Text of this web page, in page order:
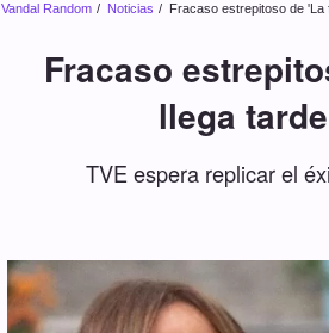
Vandal Random Noticias Fracaso estrepitoso de 'La
Fracaso
llega
TVE espera replicar el